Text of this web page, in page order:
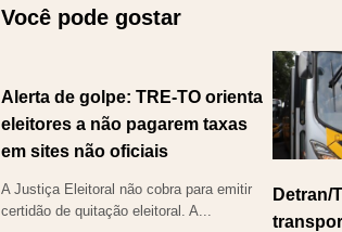
Você pode gostar
Alerta de golpe: TRE-TO orienta
eleitores a não pagarem taxas
em sites não oficiais
A Justiça Eleitoral não cobra para emitir
certidão de quitação eleitoral. A...
Detran/